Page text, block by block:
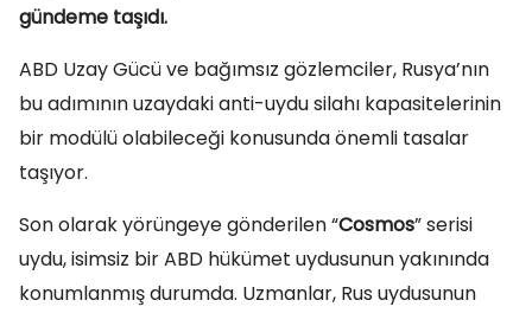
gündeme taşıdı.
ABD Uzay Gücü ve bağımsız gözlemciler, Rusya’nın
bu adımının uzaydaki anti-uydu silahı kapasitelerinin
bir modülü olabileceği konusunda önemli tasalar
taşıyor.
Son olarak yörüngeye gönderilen “Cosmos” serisi
uydu, isimsiz bir ABD hükümet uydusunun yakınında
konumlanmış durumda. Uzmanlar, Rus uydusunun